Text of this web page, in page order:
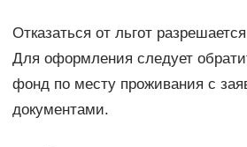
Отказаться от льгот
Для оформления следует
фонд по месту проживания с
документами.